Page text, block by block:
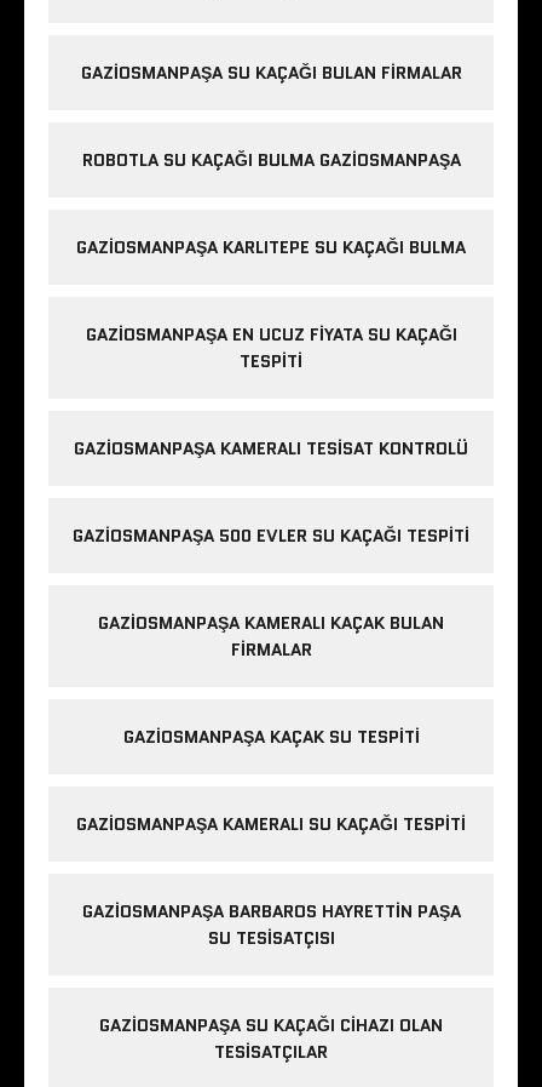
GAZIOSMANPAŞA SU KAÇAĞI BULAN FIRMALAR
ROBOTLA SU KAÇAĞI BULMA GAZIOSMANPAŞA
GAZIOSMANPAŞA KARLITEPE SU KAÇAĞI BULMA
GAZIOSMANPAŞA EN UCUZ FIYATA SU KAÇAĞI
TESPITI
GAZIOSMANPAŞA KAMERALI TESISAT KONTROLÜ
GAZIOSMANPAŞA 500 EVLER SU KAÇAĞI TESPITI
GAZIOSMANPAŞA KAMERALI KAÇAK BULAN
FIRMALAR
GAZIOSMANPAŞA KAÇAK SU TESPITI
GAZIOSMANPAŞA KAMERALI SU KAÇAĞI TESPITI
GAZIOSMANPAŞA BARBAROS HAYRETTIN PAŞA
SU TESISATÇISI
GAZIOSMANPAŞA SU KAÇAĞI CIHAZI OLAN
TESISATÇILAR